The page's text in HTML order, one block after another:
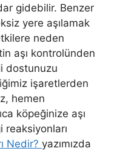
gidebilir. Benzer
yere aşılamak
neden
aşı kontrolünden
dostunuzu
işaretlerden
hemen
köpeğinize aşı
reaksiyonları
Nedir? yazımızda